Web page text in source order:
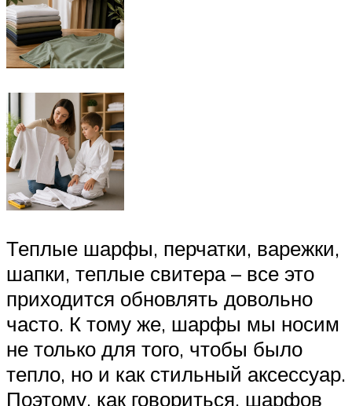
Теплые шарфы, перчатки, варежки,
шапки, теплые свитера – все это
приходится обновлять довольно
часто. К тому же, шарфы мы носим
не только для того, чтобы было
тепло, но и как стильный аксессуар.
Поэтому, как говориться, шарфов